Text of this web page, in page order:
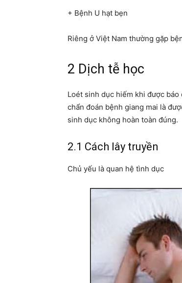
+ Bệnh U hạt bẹn
Riêng ở Việt Nam thường gặp
2 Dịch tễ học
Loét sinh dục hiếm khi được
chẩn đoán bệnh giang mai là
sinh dục không hoàn toàn đúng.
2.1 Cách lây truyền
Chủ yếu là quan hệ tình dục